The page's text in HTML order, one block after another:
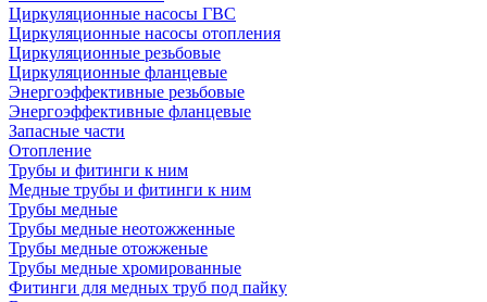
Циркуляционные насосы ГВС
Циркуляционные насосы отопления
Циркуляционные резьбовые
Циркуляционные фланцевые
Энергоэффективные резьбовые
Энергоэффективные фланцевые
Запасные части
Отопление
Трубы и фитинги к ним
Медные трубы и фитинги к ним
Трубы медные
Трубы медные неотожженные
Трубы медные отожженые
Трубы медные хромированные
Фитинги для медных труб под пайку